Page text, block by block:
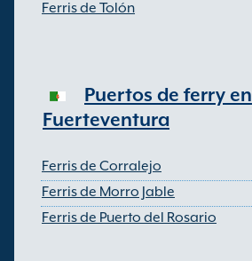
Ferris de Tolón
Puertos de ferry en
Fuerteventura
Ferris de Corralejo
Ferris de Morro Jable
Ferris de Puerto del Rosario